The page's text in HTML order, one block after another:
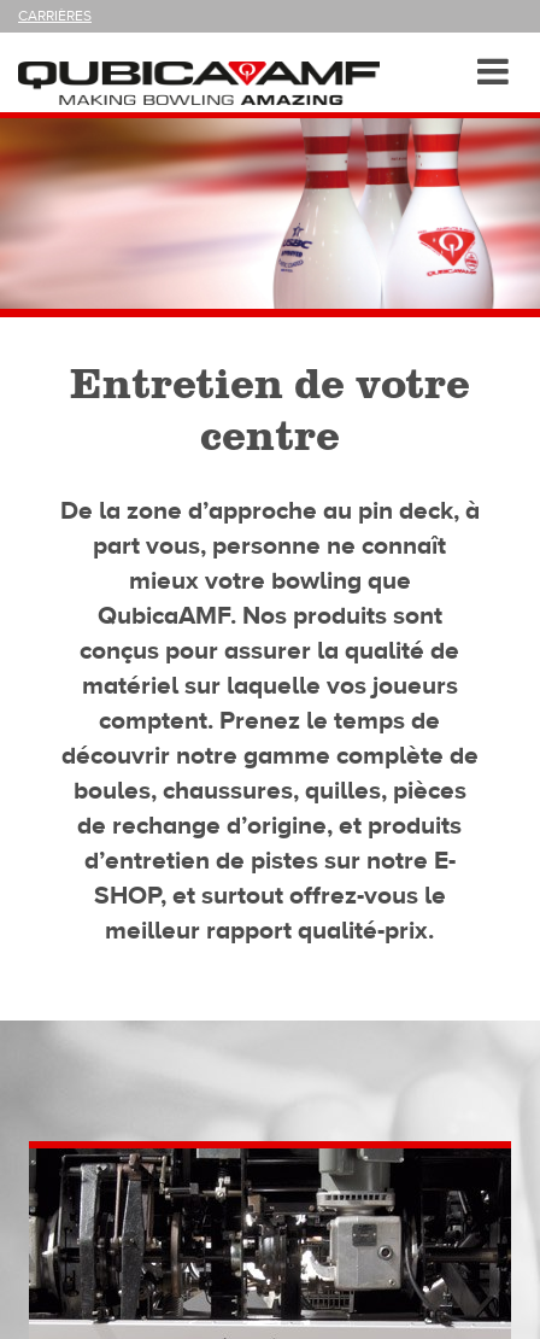
CARRIÈRES
NOUS
Navigation
Entretien de votre
centre
De la zone d’approche au pin deck, à
part vous, personne ne connaît
mieux votre bowling que
QubicaAMF. Nos produits sont
conçus pour assurer la qualité de
matériel sur laquelle vos joueurs
comptent. Prenez le temps de
découvrir notre gamme complète de
boules, chaussures, quilles, pièces
de rechange d’origine, et produits
d’entretien de pistes sur notre E-
SHOP, et surtout offrez-vous le
meilleur rapport qualité-prix.